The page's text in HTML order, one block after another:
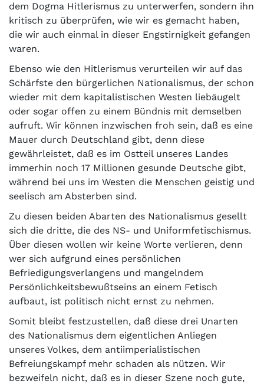
dem Dogma Hitlerismus zu unterwerfen, sondern ihn
kritisch zu überprüfen, wie wir es gemacht haben,
die wir auch einmal in dieser Engstirnigkeit gefangen
waren.
Ebenso wie den Hitlerismus verurteilen wir auf das
Schärfste den bürgerlichen Nationalismus, der schon
wieder mit dem kapitalistischen Westen liebäugelt
oder sogar offen zu einem Bündnis mit demselben
aufruft. Wir können inzwischen froh sein, daß es eine
Mauer durch Deutschland gibt, denn diese
gewährleistet, daß es im Ostteil unseres Landes
immerhin noch 17 Millionen gesunde Deutsche gibt,
während bei uns im Westen die Menschen geistig und
seelisch am Absterben sind.
Zu diesen beiden Abarten des Nationalismus gesellt
sich die dritte, die des NS- und Uniformfetischismus.
Über diesen wollen wir keine Worte verlieren, denn
wer sich aufgrund eines persönlichen
Befriedigungsverlangens und mangelndem
Persönlichkeitsbewußtseins an einem Fetisch
aufbaut, ist politisch nicht ernst zu nehmen.
Somit bleibt festzustellen, daß diese drei Unarten
des Nationalismus dem eigentlichen Anliegen
unseres Volkes, dem antiimperialistischen
Befreiungskampf mehr schaden als nützen. Wir
bezweifeln nicht, daß es in dieser Szene noch gute,